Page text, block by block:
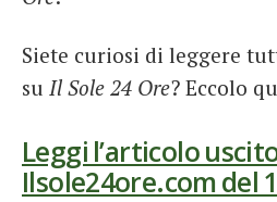
Siete curiosi di leggere
su Il Sole 24 Ore? Eccolo
Leggi l’articolo
Ilsole24ore.com del